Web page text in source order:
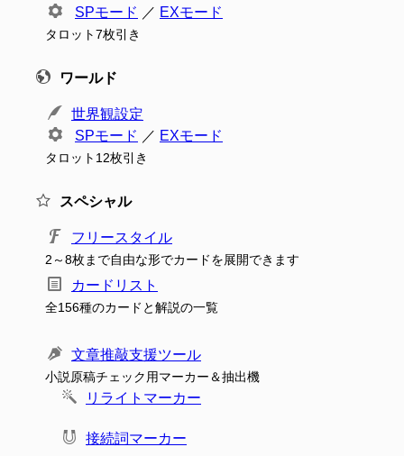
SPモード ／ EXモード
タロット7枚引き
ワールド
世界観設定
SPモード ／ EXモード
タロット12枚引き
スペシャル
フリースタイル
2～8枚まで自由な形でカードを展開できます
カードリスト
全156種のカードと解説の一覧
文章推敲支援ツール
小説原稿チェック用マーカー＆抽出機
リライトマーカー
接続詞マーカー